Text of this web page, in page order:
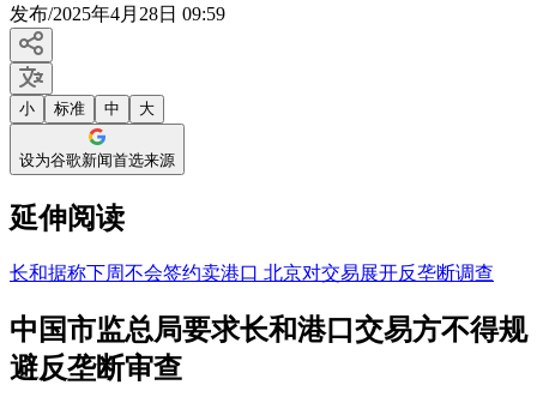
发布/2025年4月28日 09:59
小 标准 中 大
设为谷歌新闻首选来源
延伸阅读
长和据称下周不会签约卖港口 北京对交易展开反垄断调查
中国市监总局要求长和港口交易方不得规
避反垄断审查